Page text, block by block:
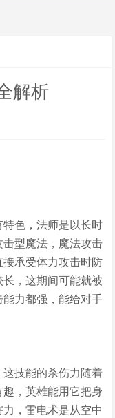
解析
色，法师是以长时
型魔法，魔法攻击
承受体力攻击时防
，这期间可能就被
力都强，能给对手
技能的杀伤力随着
，英雄能用它把身
，雷电术是从空中